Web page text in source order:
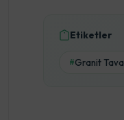
Etiketler
#Granit Tava